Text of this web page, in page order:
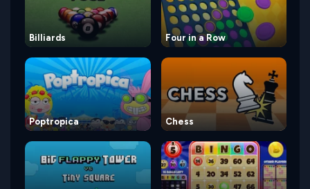
Billiards Four in a Row
Poptropica Chess